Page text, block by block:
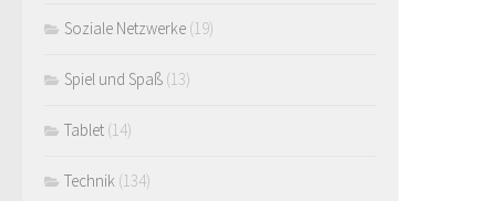
Soziale Netzwerke (19)
Spiel und Spaß (13)
Tablet (14)
Technik (134)